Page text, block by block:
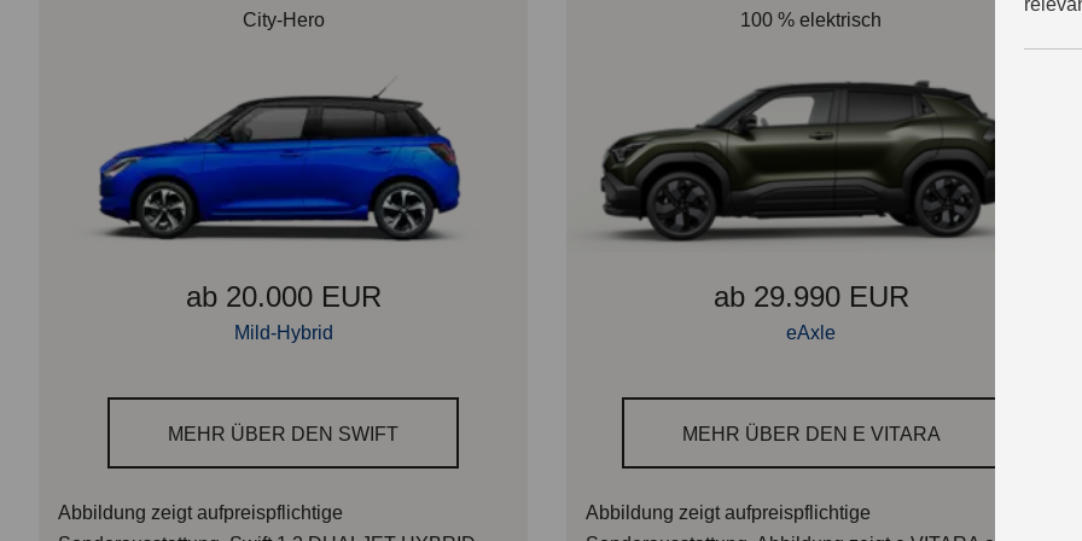
City-Hero
ab 20.000 EUR
Mild-Hybrid
MEHR ÜBER DEN SWIFT
Abbildung zeigt aufpreispflichtige
100 % elektrisch
ab 29.990 EUR
eAxle
MEHR ÜBER DEN E VITARA
Abbildung zeigt aufpreispflichtige